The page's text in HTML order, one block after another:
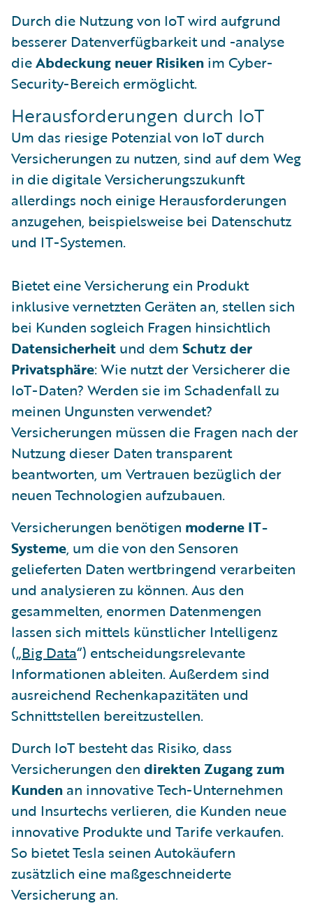
Durch die Nutzung von IoT wird aufgrund
besserer Datenverfügbarkeit und -analyse
dieAbdeckung neuer Risiken im Cyber-
Security-Bereich ermöglicht.
Herausforderungen durch IoT
Um das riesige Potenzial von IoT durch
Versicherungen zu nutzen, sind auf dem Weg
in die digitale Versicherungszukunft
allerdings noch einige Herausforderungen
anzugehen, beispielsweise bei Datenschutz
und IT-Systemen.
Bietet eine Versicherung ein Produkt
inklusive vernetzten Geräten an, stellen sich
bei Kunden sogleich Fragen hinsichtlich
Datensicherheit und dem Schutz der
Privatsphäre: Wie nutzt der Versicherer die
IoT-Daten? Werden sie im Schadenfall zu
meinen Ungunsten verwendet?
Versicherungen müssen die Fragen nach der
Nutzung dieser Daten transparent
beantworten, um Vertrauen bezüglich der
neuen Technologien aufzubauen.
Versicherungen benötigen moderne IT-
Systeme, um die von den Sensoren
gelieferten Daten wertbringend verarbeiten
und analysieren zu können. Aus den
gesammelten, enormen Datenmengen
lassen sich mittels künstlicher Intelligenz
(„Big Data“) entscheidungsrelevante
Informationen ableiten. Außerdem sind
ausreichend Rechenkapazitäten und
Schnittstellen bereitzustellen.
Durch IoT besteht das Risiko, dass
Versicherungen den direkten Zugang zum
Kunden an innovative Tech-Unternehmen
und Insurtechs verlieren, die Kunden neue
innovative Produkte und Tarife verkaufen.
So bietet Tesla seinen Autokäufern
zusätzlich eine maßgeschneiderte
Versicherung an.